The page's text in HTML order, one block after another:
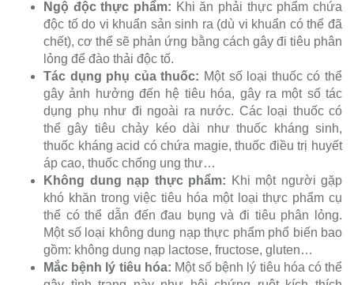
Ngộ độc thực phẩm: Khi ăn phải thực phẩm chứa
độc tố do vi khuẩn sản sinh ra (dù vi khuẩn có thể đã
chết), cơ thể sẽ phản ứng bằng cách gây đi tiêu phân
lỏng để đào thải độc tố.
Tác dụng phụ của thuốc: Một số loại thuốc có thể
gây ảnh hưởng đến hệ tiêu hóa, gây ra một số tác
dụng phụ như đi ngoài ra nước. Các loại thuốc có
thể gây tiêu chảy kéo dài như thuốc kháng sinh,
thuốc kháng acid có chứa magie, thuốc điều trị huyết
áp cao, thuốc chống ung thư…
Không dung nạp thực phẩm: Khi một người gặp
khó khăn trong việc tiêu hóa một loại thực phẩm cụ
thể có thể dẫn đến đau bụng và đi tiêu phân lỏng.
Một số loại không dung nạp thực phẩm phổ biến bao
gồm: không dung nạp lactose, fructose, gluten…
Mắc bệnh lý tiêu hóa: Một số bệnh lý tiêu hóa có thể